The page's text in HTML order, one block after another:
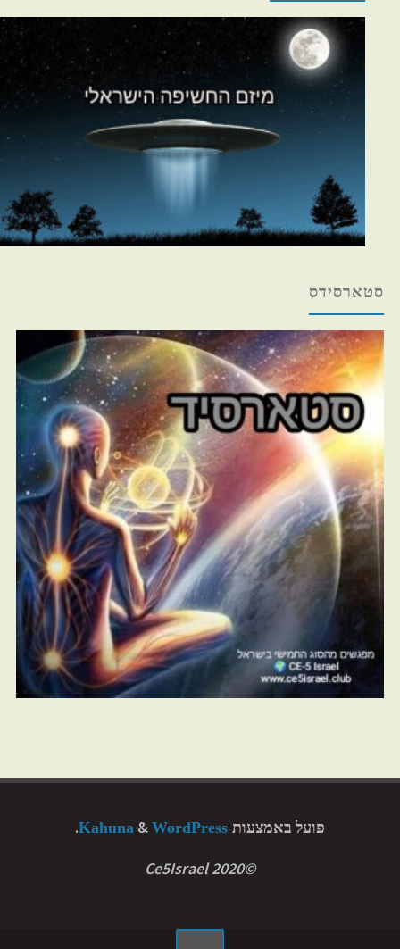
סטארסידס
פועל באמצעות & WordPress
.
©2020 Ce5Israel